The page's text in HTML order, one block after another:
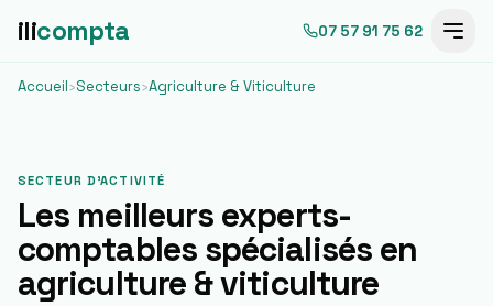
ilicompta 07 57 91 75 62
Accueil›Secteurs›Agriculture & Viticulture
SECTEUR D'ACTIVITÉ
Les meilleurs experts-
comptables spécialisés en
agriculture & viticulture